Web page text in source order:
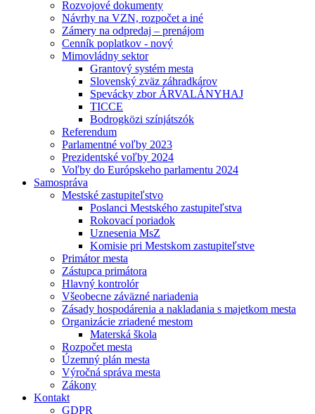
Rozvojové dokumenty
Návrhy na VZN, rozpočet a iné
Zámery na odpredaj – prenájom
Cenník poplatkov - nový
Mimovládny sektor
Grantový systém mesta
Slovenský zväz záhradkárov
Spevácky zbor ÁRVALÁNYHAJ
TICCE
Bodrogközi színjátszók
Referendum
Parlamentné voľby 2023
Prezidentské voľby 2024
Voľby do Európskeho parlamentu 2024
Samospráva
Mestské zastupiteľstvo
Poslanci Mestského zastupiteľstva
Rokovací poriadok
Uznesenia MsZ
Komisie pri Mestskom zastupiteľstve
Primátor mesta
Zástupca primátora
Hlavný kontrolór
Všeobecne záväzné nariadenia
Zásady hospodárenia a nakladania s majetkom mesta
Organizácie zriadené mestom
Materská škola
Rozpočet mesta
Územný plán mesta
Výročná správa mesta
Zákony
Kontakt
GDPR